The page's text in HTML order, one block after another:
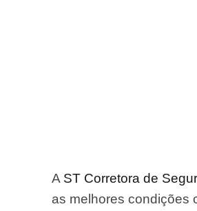
A ST Corretora de
as melhores condições